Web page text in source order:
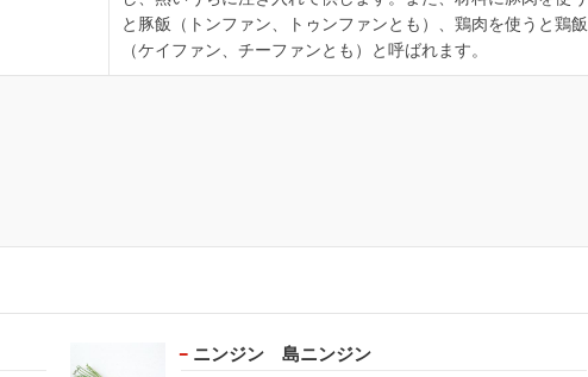
と豚飯（トンファン、トゥンファンとも）、鶏肉を使うと鶏飯
（ケイファン、チーファンとも）と呼ばれます。
ニンジン 島ニンジン